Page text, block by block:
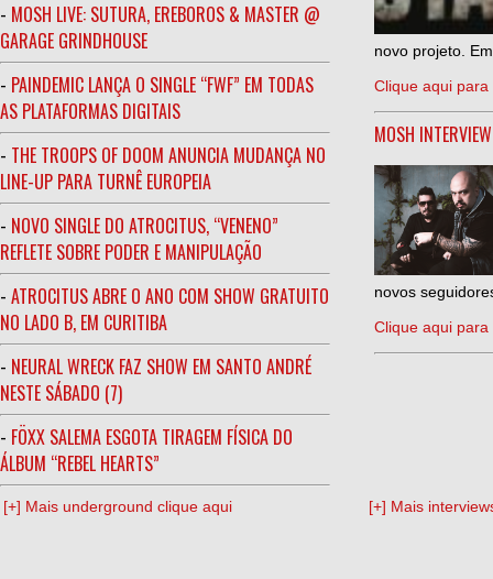
- MOSH LIVE: SUTURA, EREBOROS & MASTER @
GARAGE GRINDHOUSE
- PAINDEMIC LANÇA O SINGLE “FWF” EM TODAS
AS PLATAFORMAS DIGITAIS
- THE TROOPS OF DOOM ANUNCIA MUDANÇA NO
LINE-UP PARA TURNÊ EUROPEIA
- NOVO SINGLE DO ATROCITUS, “VENENO”
REFLETE SOBRE PODER E MANIPULAÇÃO
- ATROCITUS ABRE O ANO COM SHOW GRATUITO
NO LADO B, EM CURITIBA
- NEURAL WRECK FAZ SHOW EM SANTO ANDRÉ
NESTE SÁBADO (7)
- FÖXX SALEMA ESGOTA TIRAGEM FÍSICA DO
ÁLBUM “REBEL HEARTS”
novo projeto.
Clique aqui para
MOSH
novos
Clique aqui para
[+] Mais underground clique aqui [+] Mais